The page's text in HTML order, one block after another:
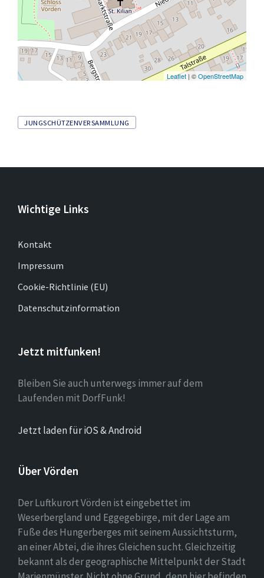
Leaflet | ©OpenStreetMap
Tags
JUNGSCHÜTZENVERSAMMLUNG
Wichtige Links
Kontakt
Impressum
Cookie-Richtlinie (EU)
Datenschutzinformation
Jetzt mitfunken!
Bleiben Sie auch unterwegs immer auf dem
Laufenden mit DorfFunk!
Jetzt laden für iOS & Android
Über Vörden
Der Luftkurort Vörden ist eingebettet im
Weserbergland und Eggegebirge, mit der Lage am
Fuße des Hungerberges mit seinem Aussichtsturm,
an einer Abtei, die ihres Gleichen sucht. Gleichzeitig
bekannt als der geographische Mittelpunkt der Stadt